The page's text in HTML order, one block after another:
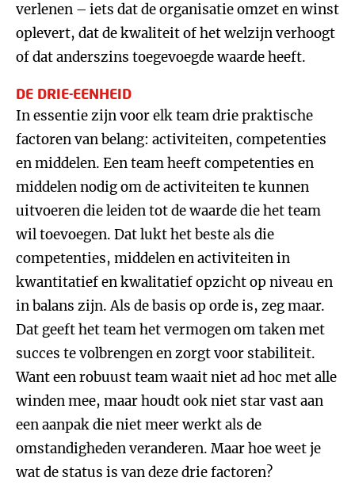
verlenen – iets dat de organisatie omzet en winst
oplevert, dat de kwaliteit of het welzijn verhoogt
of dat anderszins toegevoegde waarde heeft.
DE DRIE-EENHEID
In essentie zijn voor elk team drie praktische
factoren van belang: activiteiten, competenties
en middelen. Een team heeft competenties en
middelen nodig om de activiteiten te kunnen
uitvoeren die leiden tot de waarde die het team
wil toevoegen. Dat lukt het beste als die
competenties, middelen en activiteiten in
kwantitatief en kwalitatief opzicht op niveau en
in balans zijn. Als de basis op orde is, zeg maar.
Dat geeft het team het vermogen om taken met
succes te volbrengen en zorgt voor stabiliteit.
Want een robuust team waait niet ad hoc met alle
winden mee, maar houdt ook niet star vast aan
een aanpak die niet meer werkt als de
omstandigheden veranderen. Maar hoe weet je
wat de status is van deze drie factoren?